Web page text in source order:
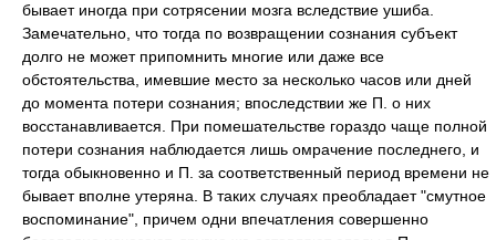
бывает иногда при сотрясении мозга вследствие ушиба.
Замечательно, что тогда по возвращении сознания субъект
долго не может припомнить многие или даже все
обстоятельства, имевшие место за несколько часов или дней
до момента потери сознания; впоследствии же П. о них
восстанавливается. При помешательстве гораздо чаще полной
потери сознания наблюдается лишь омрачение последнего, и
тогда обыкновенно и П. за соответственный период времени не
бывает вполне утеряна. В таких случаях преобладает "смутное
воспоминаниe", причем одни впечатления совершенно